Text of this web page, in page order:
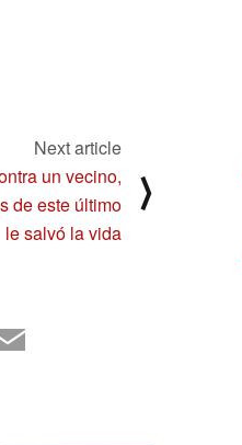
Next article
un vecino,
de este último
le salvó la vida
⟩